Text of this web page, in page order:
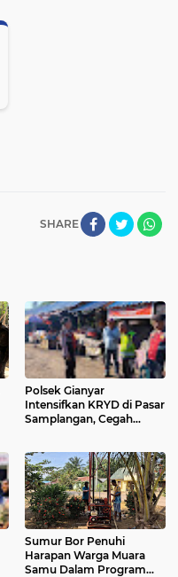
SHARE
Polsek Gianyar
Intensifkan KRYD di Pasar
Samplangan, Cegah
Sumur Bor Penuhi
Harapan Warga Muara
Samu Dalam Program